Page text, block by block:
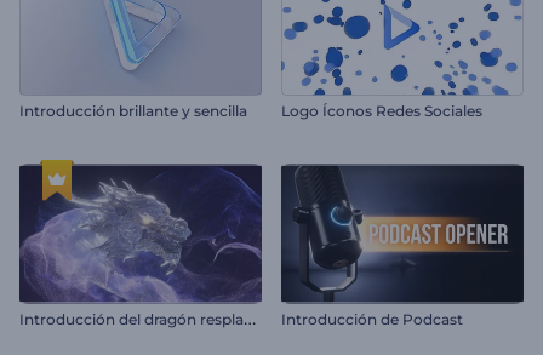
Introducción brillante y sencilla Logo Íconos Redes Sociales
I
ntroducción del dragón resplandeciente Introducción de Podcast